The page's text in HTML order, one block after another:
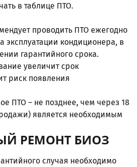
в таблице ПТО.
проводить ПТО ежегодно
эксплуатации кондиционера, в
гарантийного срока.
увеличит срок
риск появления
ПТО – не позднее, чем через 18
является необходимым
РЕМОНТ БИОЗ
случая необходимо